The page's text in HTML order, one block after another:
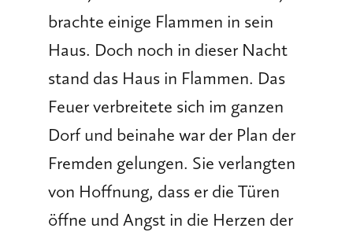
brachte einige Flammen in sein
Haus. Doch noch in dieser Nacht
stand das Haus in Flammen. Das
Feuer verbreitete sich im ganzen
Dorf und beinahe war der Plan der
Fremden gelungen. Sie verlangten
von Hoffnung, dass er die Türen
öffne und Angst in die Herzen der